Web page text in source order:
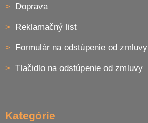
Doprava
Reklamačný list
Formulár na odstúpenie od zmluvy
Tlačidlo na odstúpenie od zmluvy
Kategórie